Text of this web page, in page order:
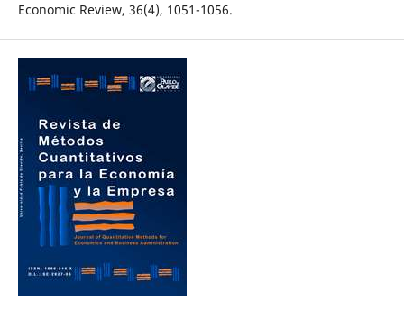
Economic Review, 36(4), 1051-1056.